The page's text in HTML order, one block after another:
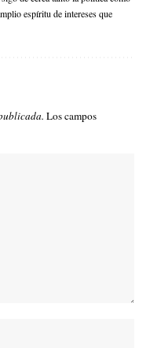
espíritu de intereses que
Los campos